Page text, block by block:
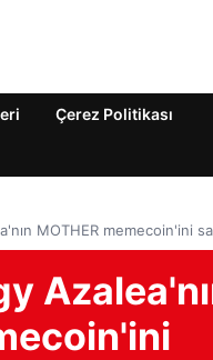
Çerez Politikası
MOTHER memecoin'ini